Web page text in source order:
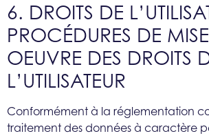
6. DROITS DE
PROCÉDURES DE
OEUVRE DES DROITS
L’UTILISATEUR
Conformément à la réglementation
traitement des données à caractère